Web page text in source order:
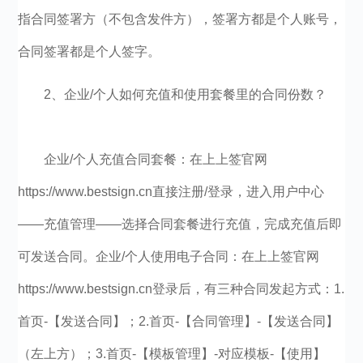
指合同签署方（不包含发件方），签署方都是个人账号，
合同签署都是个人签字。
2、企业/个人如何充值和使用套餐里的合同份数？
企业/个人充值合同套餐：在上上签官网
https://www.bestsign.cn直接注册/登录，进入用户中心
——充值管理——选择合同套餐进行充值，完成充值后即
可发送合同。企业/个人使用电子合同：在上上签官网
https://www.bestsign.cn登录后，有三种合同发起方式：1.
首页-【发送合同】；2.首页-【合同管理】-【发送合同】
（左上方）；3.首页-【模板管理】-对应模板-【使用】